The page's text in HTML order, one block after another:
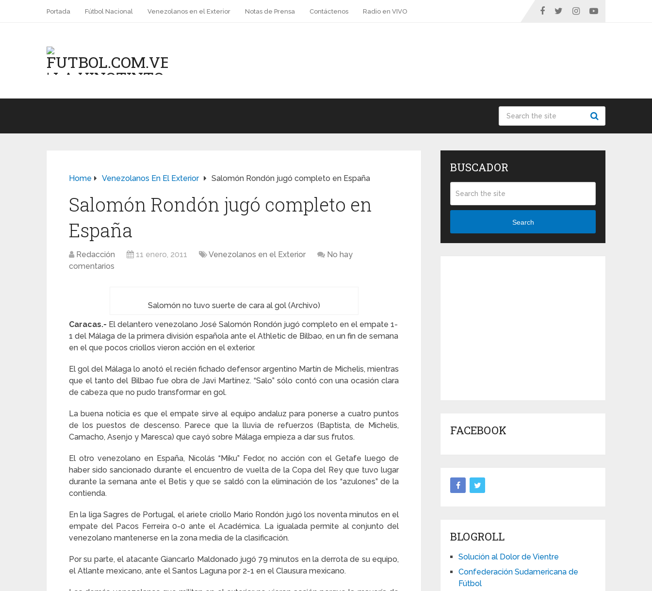
Portada Fútbol Nacional Venezolanos en el Exterior Notas de Prensa Contáctenos Radio en VIVO
Home Venezolanos En El Exterior Salomón Rondón jugó completo en España
Salomón Rondón jugó completo en
España
Redacción 11 enero, 2011 Venezolanos en el Exterior
No hay
comentarios
Salomón no tuvo suerte de cara al gol (Archivo)
Caracas.- El delantero venezolano José Salomón Rondón jugó completo en el empate 1-
1 del Málaga de la primera división española ante el Athletic de Bilbao, en un fin de semana
en el que pocos criollos vieron acción en el exterior.
El gol del Málaga lo anotó el recién fichado defensor argentino Martín de Michelis, mientras
que el tanto del Bilbao fue obra de Javi Martínez. “Salo” sólo contó con una ocasión clara
de cabeza que no pudo transformar en gol.
La buena noticia es que el empate sirve al equipo andaluz para ponerse a cuatro puntos
de los puestos de descenso. Parece que la lluvia de refuerzos (Baptista, de Michelis,
Camacho, Asenjo y Maresca) que cayó sobre Málaga empieza a dar sus frutos.
El otro venezolano en España, Nicolás “Miku” Fedor, no acción con el Getafe luego de
haber sido sancionado durante el encuentro de vuelta de la Copa del Rey que tuvo lugar
durante la semana ante el Betis y que se saldó con la eliminación de los “azulones” de la
contienda.
En la liga Sagres de Portugal, el ariete criollo Mario Rondón jugó los noventa minutos en el
empate del Pacos Ferreira 0-0 ante el Académica. La igualada permite al conjunto del
venezolano mantenerse en la zona media de la clasificación.
Por su parte, el atacante Giancarlo Maldonado jugó 79 minutos en la derrota de su equipo,
el Atlante mexicano, ante el Santos Laguna por 2-1 en el Clausura mexicano.
BUSCADOR
Search
FACEBOOK
BLOGROLL
Solución al Dolor de Vientre
Confederación Sudamericana de
Fútbol